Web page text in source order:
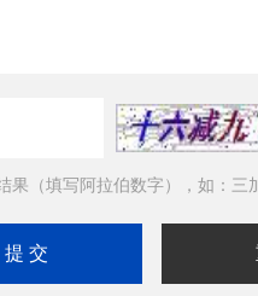
果（填写阿拉伯数字），如：三